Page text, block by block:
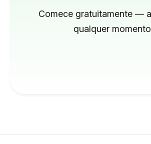
Comece gratuitamente —
qualquer momento